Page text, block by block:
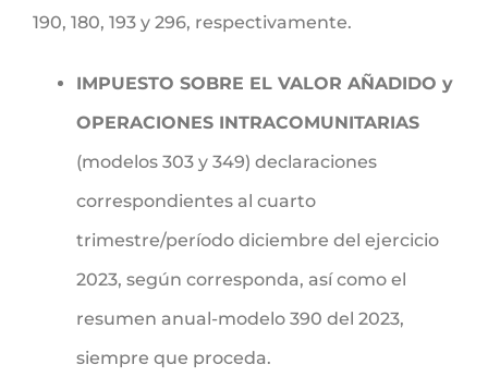
190, 180, 193 y 296, respectivamente.
IMPUESTO SOBRE EL VALOR AÑADIDO y
OPERACIONES INTRACOMUNITARIAS
(modelos 303 y 349) declaraciones
correspondientes al cuarto
trimestre/período diciembre del ejercicio
2023, según corresponda, así como el
resumen anual-modelo 390 del 2023,
siempre que proceda.